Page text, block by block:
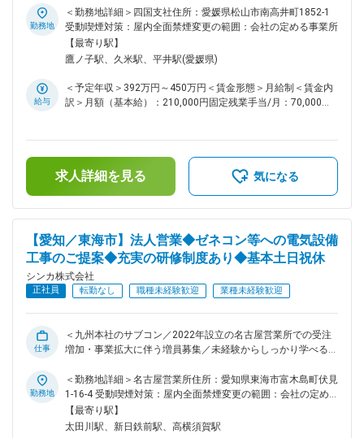
で事業を展開していましたが、平成27年にはこれまで通信・
インフラ系で培ってきた知識、経験、強みを活かすことができ
る分野として電気工事事業に着手し、3事業で構成する現在の
シンカの形ができあがりました。 変更の範囲：会社の定める
業務
場における品質・工程・安全・原価・環境の各種管理を中心
に、現場での円滑な進行や関係各所との調整、日々の業務改善
を推進します。事業部拡大に伴い、未経験者でもしっかりと成
長できる体制を整えています。 ■業務詳細 具体的には、工事
ク、安全ルールの徹底、コスト管理、環境配慮の運用を行いま
す。現場スタッフや協力会社とのコミュニケーションを密に取
工事の実現を目指します。 ■教育体制 入社後1か月間はグルー
プ研修プログラムに参加し、電気工事だけでなく他部署との連
携や業務の流れを学びます。続いて現場研修を実施し、名古屋
や四国・福岡などの営業所で実際の現場を体験。経験豊富な先
得できる仕組みです。 ■組織構成 若手社員が多く、部署内外
で顔なじみを作りやすい風通しの良い職場です。先輩や同僚と
協力しながら成長できる環境が整っています。 ■業務の魅力
充実した研修と手厚いOJTにより、未経験からでも安心して
専門性を高められます。施工管理を通じて現場のマネジメント
力やコミュニケーション力が磨け、将来的なキャリア形成にも
厚生も充実。働きやすい環境づくりに力を入れています。 ■想
定されるキャリアパス 現場での経験を積むことで、将来的に
が可能です。会社の成長とともにご自身も成長を実感できる職
場です。 変更の範囲：会社の定める業務
勤務地
＜勤務地詳細＞四国支社住所：愛媛県松山市南高井町1852-1
受動喫煙対策：屋内全面禁煙変更の範囲：会社の定める事業所
【最寄り駅】
鷹ノ子駅、久米駅、平井駅(愛媛県)
給与
＜予定年収＞392万円～450万円＜賃金形態＞月給制＜賃金内
訳＞月額（基本給）：210,000円固定残業手当/月：70,000円
＋業績賞与、固定残業代（7万円／45時間）支給。45時間を超
える超過分は別途支給。賃金はあくまでも目安の金額であり、
選考を通じて上下する可能性があります。月給(月額)は固定手
求人詳細を見る 気になる
【愛知／東海市】法人営業◆ゼネコン等への電気設備
工事のご提案◆充実の研修制度あり◆基本土日祝休
シンカ株式会社
正社員 転勤なし 職種未経験歓迎 業種未経験歓迎
仕事
＜九州本社のサブコン／2022年設立の名古屋営業所での受注
増加・事業拡大に伴う増員募集／未経験からしっかり学べる研
客へ、電気設備工事を中心とした提案・受注活動をお任せしま
す。 ◇入社から1～2年間は育成体制の整った営業所で研修
OJTを実施の上、名古屋営業所にてご活躍いただきます。 ■業
務詳細 下記を段階的にお任せしていきますので未経験の方も
勤務地
＜勤務地詳細＞名古屋営業所住所：愛知県東海市富木島町伏見
1-16-4 受動喫煙対策：屋内全面禁煙変更の範囲：会社の定め
る事業所
【最寄り駅】
太田川駅、新日鉄前駅、高横須賀駅